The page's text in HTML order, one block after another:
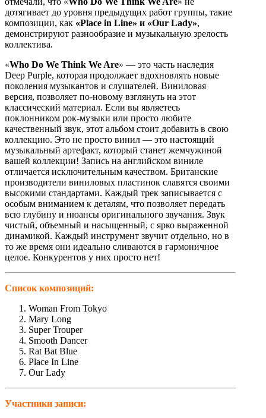
дотягивает до уровня предыдущих работ группы, такие
композиции, как «Place in Line» и «Our Lady»,
демонстрируют разнообразие и музыкальную зрелость
коллектива.
«Who Do We Think We Are» — это часть наследия
Deep Purple, которая продолжает вдохновлять новые
поколения музыкантов и слушателей. Виниловая
версия, позволяет по-новому взглянуть на этот
классический материал. Если вы являетесь
поклонником рок-музыки или просто любите
качественный звук, этот альбом стоит добавить в свою
коллекцию. Это не просто винил — это настоящий
музыкальный артефакт, который станет жемчужиной
вашей коллекции! Запись на английском виниле
отличается исключительным качеством. Британские
производители виниловых пластинок славятся своими
высокими стандартами. Каждый трек записывается с
особым вниманием к деталям, что позволяет передать
всю глубину и нюансы оригинального звучания. Звук
чистый, объемный и насыщенный, с ярко выраженной
динамикой. Каждый инструмент звучит отдельно, но в
то же время они идеально сливаются в гармоничное
целое. Конкурентов у них просто нет!
Cписок композиций:
Woman From Tokyo
Mary Long
Super Trouper
Smooth Dancer
Rat Bat Blue
Place In Line
Our Lady
Участники записи: